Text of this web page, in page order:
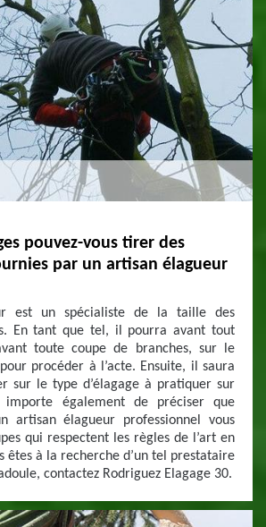
pouvez-vous tirer des
par un artisan élagueur
est un spécialiste de la taille des
En tant que tel, il pourra avant tout
toute coupe de branches, sur le
procéder à l’acte. Ensuite, il saura
sur le type d’élagage à pratiquer sur
importe également de préciser que
artisan élagueur professionnel vous
qui respectent les règles de l’art en
êtes à la recherche d’un tel prestataire
contactez Rodriguez Elagage 30.